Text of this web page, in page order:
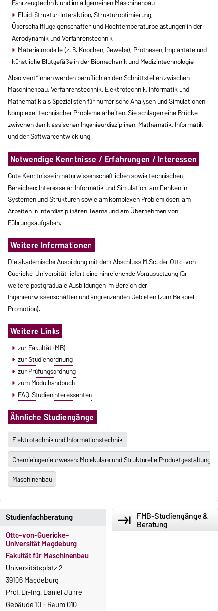
Fahrzeugtechnik und im allgemeinen Maschinenbau
Fluid-Struktur-Interaktion, Strukturoptimierung,
Überschallflugeigenschaften und Hochtemperaturbelastungen in der
Aerodynamik und Verfahrenstechnik
Materialmodelle (z. B. Knochen, Gewebe), Prothesen, Implantate und
künstliche Blutgefäße in der Biomechanik und Medizintechnologie
Absolvent*innen werden beruflich an den Schnittstellen zwischen
Maschinenbau, Verfahrenstechnik, Elektrotechnik, Informatik und
Mathematik als Spezialisten für numerische Analysen und Simulationen
komplexer technischer Probleme arbeiten. Sie schlagen eine Brücke
zwischen den klassischen Ingenieurdisziplinen, Mathematik, Informatik
und der Softwareentwicklung.
Notwendige Kenntnisse / Erfahrungen / Interessen
Gute Kenntnisse in naturwissenschaftlichen sowie technischen
Bereichen; Interesse an Informatik und Simulation, am Denken in
Systemen und Strukturen sowie am komplexen Problemlösen, am
Arbeiten in interdisziplinären Teams und am Übernehmen von
Führungsaufgaben.
Weitere Informationen
Die akademische Ausbildung mit dem Abschluss M.Sc. der Otto-von-
Guericke-Universität liefert eine hinreichende Voraussetzung für
weitere postgraduale Ausbildungen im Bereich der
Ingenieurwissenschaften und angrenzenden Gebieten (zum Beispiel
Promotion).
Weitere Links
zur Fakultät (MB)
zur Studienordnung
zur Prüfungsordnung
zum Modulhandbuch
FAQ-Studieninteressenten
Ähnliche Studiengänge
Elektrotechnik und Informationstechnik
Chemieingenieurwesen: Molekulare und Strukturelle Produktgestaltung
Maschinenbau
Studienfachberatung
Otto-von-Guericke-
Universität Magdeburg
Fakultät für Maschinenbau
Universitätsplatz 2
39106 Magdeburg
Prof. Dr.-Ing. Daniel Juhre
Gebäude 10 - Raum 010
keyboard_tab FMB-Studiengänge &
Beratung